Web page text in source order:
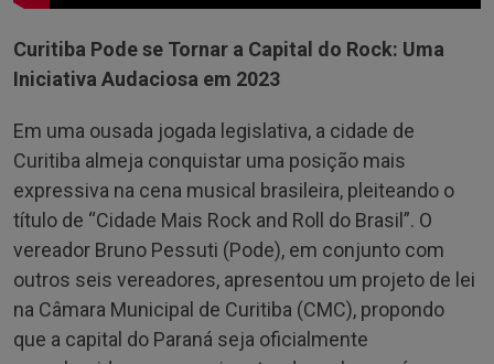
Curitiba Pode se Tornar a Capital do Rock: Uma
Iniciativa Audaciosa em 2023
Em uma ousada jogada legislativa, a cidade de
Curitiba almeja conquistar uma posição mais
expressiva na cena musical brasileira, pleiteando o
título de “Cidade Mais Rock and Roll do Brasil”. O
vereador Bruno Pessuti (Pode), em conjunto com
outros seis vereadores, apresentou um projeto de lei
na Câmara Municipal de Curitiba (CMC), propondo
que a capital do Paraná seja oficialmente